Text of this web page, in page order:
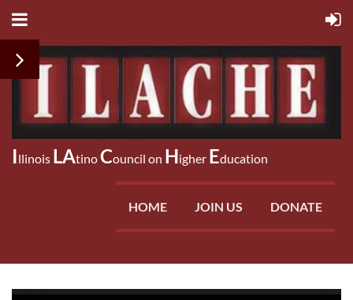
Illinois LAtinoCouncil on Higher Education
HOME JOIN US DONATE